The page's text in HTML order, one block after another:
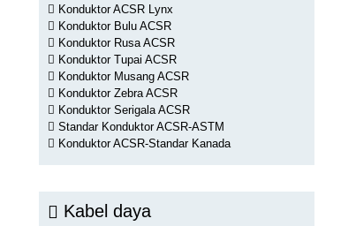
Konduktor ACSR Lynx
Konduktor Bulu ACSR
Konduktor Rusa ACSR
Konduktor Tupai ACSR
Konduktor Musang ACSR
Konduktor Zebra ACSR
Konduktor Serigala ACSR
Standar Konduktor ACSR-ASTM
Konduktor ACSR-Standar Kanada
Kabel daya